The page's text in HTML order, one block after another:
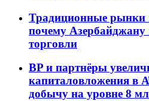
Традиционные рынки
почему
торговли
BP и партнёры
капиталовложения в
добычу на уровне 8